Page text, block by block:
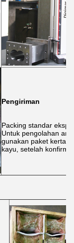
Pengiriman
Packing standar
Untuk pengolahan
gunakan paket
kayu, setelah